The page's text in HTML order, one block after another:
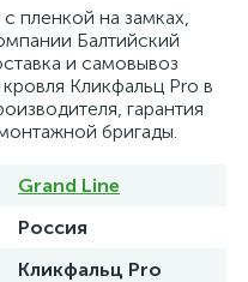
пленкой на замках,
Балтийский
и самовывоз
Кликфальц Pro в
гарантия
бригады.
Grand Line
Россия
Кликфальц Pro